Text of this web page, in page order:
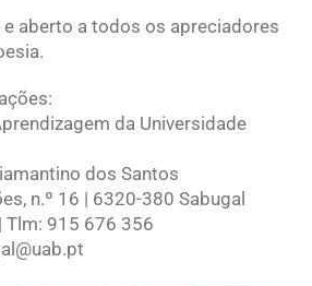
e aberto a todos os apreciadores
da Universidade
dos Santos
n.º 16 | 6320-380 Sabugal
915 676 356